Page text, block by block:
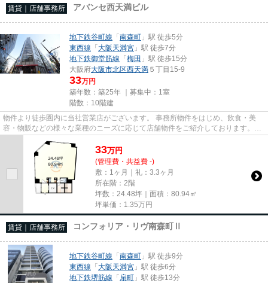
賃貸｜店舗事務所 アバンセ西天満ビル
地下鉄谷町線 「南森町 」駅 徒歩5分
東西線 「大阪天満宮 」駅 徒歩7分
地下鉄御堂筋線 「梅田 」駅 徒歩15分
大阪府大阪市北区西天満 ５丁目15-9
33万円
築年数：築25年 ｜募集中： 1室
階数：10階建
物件より徒歩圏内に当社営業店がございます。 事務所物件をはじめ、飲食・美
容・物販などの様々な業種のニーズに応じて店舗物件をご紹介しております。
尚、弊社ではおとり広告は一切...
33万円
(管理費・共益費 -)
敷：1ヶ月｜礼：3.3ヶ月
所在階：2階
坪数：24.48坪｜面積：80.94㎡
坪単価： 1.35万円
賃貸｜店舗事務所 コンフォリア・リヴ南森町Ⅱ
地下鉄谷町線 「南森町 」駅 徒歩9分
東西線 「大阪天満宮 」駅 徒歩6分
地下鉄堺筋線 「扇町 」駅 徒歩13分